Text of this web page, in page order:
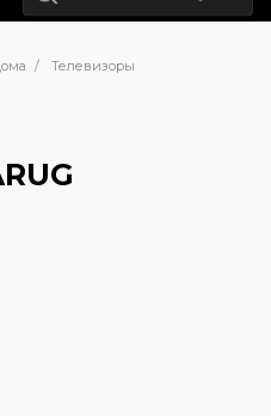
/
Телевизоры